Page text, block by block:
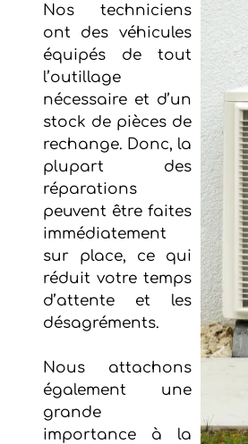
Nos techniciens
ont des véhicules
équipés de tout
l’outillage
nécessaire et d’un
stock de pièces de
rechange. Donc, la
plupart des
réparations
peuvent être faites
immédiatement
sur place, ce qui
réduit votre temps
d’attente et les
désagréments.
Nous attachons
également une
grande
importance à la